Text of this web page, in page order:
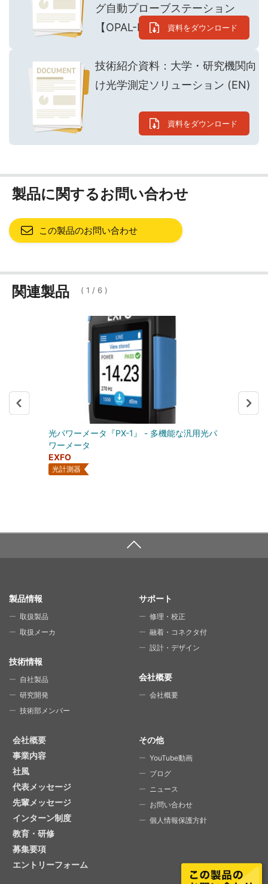
グ自動プローブステーション
【OPAL-EC】
資料をダウンロード
技術紹介資料：大学・研究機関向
け光学測定ソリューション (EN)
資料をダウンロード
製品に関するお問い合わせ
この製品のお問い合わせ
関連製品 ( 1 / 6 )
光パワーメータ『PX-1』 - 多機能な汎用光パ
ワーメータ
EXFO
光計測器
SITE MAP
製品情報
取扱製品
取扱メーカ
技術情報
自社製品
研究開発
技術部メンバー
サポート
修理・校正
融着・コネクタ付
設計・デザイン
会社概要
会社概要
会社概要
事業内容
社風
代表メッセージ
先輩メッセージ
インターン制度
教育・研修
募集要項
エントリーフォーム
その他
YouTube動画
ブログ
ニュース
お問い合わせ
個人情報保護方針